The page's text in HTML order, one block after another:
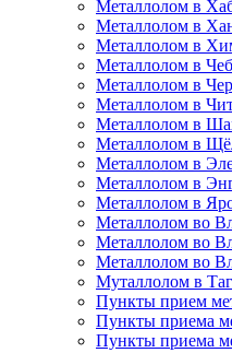
Металлолом в
Металлолом в
Металлолом в
Металлолом в
Металлолом в
Металлолом в
Металлолом в
Металлолом в
Металлолом в
Металлолом в
Металлолом в
Металлолом во
Металлолом во
Металлолом во
Муталлолом в
Пункты прием
Пункты приема
Пункты приема